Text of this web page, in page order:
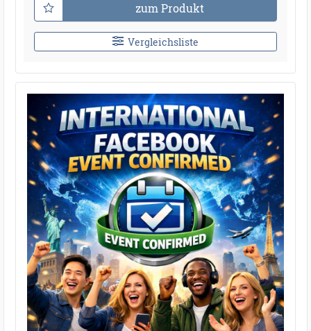
zum Produkt
Vergleichsliste